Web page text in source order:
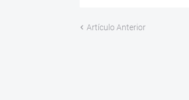
Artículo Anterior